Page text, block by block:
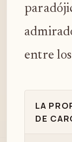
entre
LA
DE